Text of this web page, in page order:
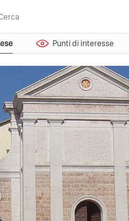
Punti di interesse